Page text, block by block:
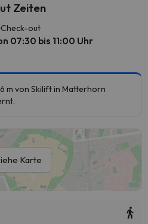
Zeiten
Check-out
07:30 bis 11:00 Uhr
m von Skilift in Matterhorn
Karte